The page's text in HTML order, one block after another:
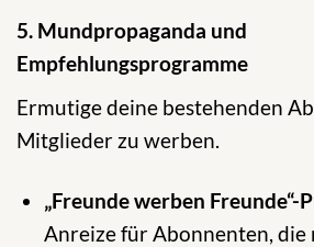
5. Mundpropaganda und
Empfehlungsprogramme
Ermutige deine bestehenden
Mitglieder zu werben.
„Freunde werben Freunde“-
Anreize für Abonnenten, die